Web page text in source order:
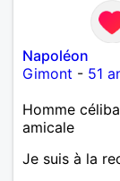
Napoléon
Gimont - 51
Homme
amicale
Je suis à la